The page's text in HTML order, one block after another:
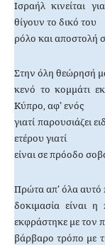
Ισραήλ κινείται
θίγουν το δικό του
ρόλο και αποστολή
Στην όλη θεώρησή
κενό το κομμάτι
Κύπρο, αφ’ ενός
γιατί παρουσιάζει
ετέρου γιατί
είναι σε πρόοδο
Πρώτα απ’ όλα αυτό
δοκιμασία είναι
εκφράστηκε με τον
βάρβαρο τρόπο με